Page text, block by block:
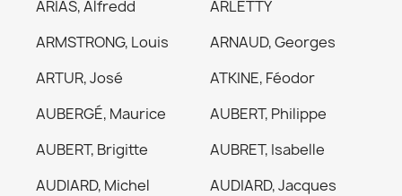
ARIAS, Alfredd
ARLETTY
ARMSTRONG, Louis
ARNAUD, Georges
ARTUR, José
ATKINE, Féodor
AUBERGÉ, Maurice
AUBERT, Philippe
AUBERT, Brigitte
AUBRET, Isabelle
AUDIARD, Michel
AUDIARD, Jacques